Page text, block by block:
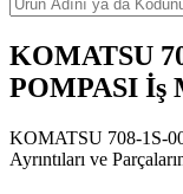
KOMATSU
POMPASI İş
KOMATSU 708-1S-
Ayrıntıları ve